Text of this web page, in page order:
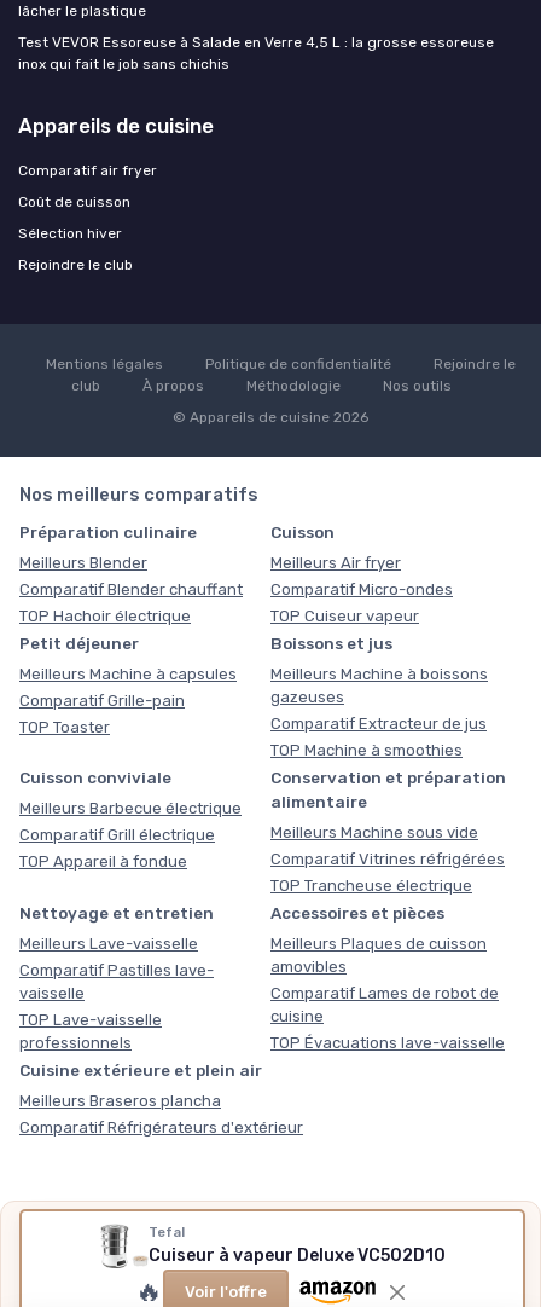
Tefal
Cuiseur à vapeur Deluxe VC502D10
🔥 Voir l'offre
lâcher le plastique
Test VEVOR Essoreuse à Salade en Verre 4,5 L : la grosse essoreuse
inox qui fait le job sans chichis
Appareils de cuisine
Comparatif air fryer
Coût de cuisson
Sélection hiver
Rejoindre le club
Mentions légales Politique de confidentialité
Rejoindre le
club
À propos Méthodologie
Nos outils
© Appareils de cuisine 2026
Nos meilleurs comparatifs
Préparation culinaire
Meilleurs Blender
Comparatif Blender chauffant
TOP Hachoir électrique
Cuisson
Meilleurs Air fryer
Comparatif Micro-ondes
TOP Cuiseur vapeur
Petit déjeuner
Meilleurs Machine à capsules
Comparatif Grille-pain
TOP Toaster
Boissons et jus
Meilleurs Machine à boissons
gazeuses
Comparatif Extracteur de jus
TOP Machine à smoothies
Cuisson conviviale
Meilleurs Barbecue électrique
Comparatif Grill électrique
TOP Appareil à fondue
Conservation et préparation
alimentaire
Meilleurs Machine sous vide
Comparatif Vitrines réfrigérées
TOP Trancheuse électrique
Nettoyage et entretien
Meilleurs Lave-vaisselle
Comparatif Pastilles lave-
vaisselle
TOP Lave-vaisselle
professionnels
Accessoires et pièces
Meilleurs Plaques de cuisson
amovibles
Comparatif Lames de robot de
cuisine
TOP Évacuations lave-vaisselle
Cuisine extérieure et plein air
Meilleurs Braseros plancha
Comparatif Réfrigérateurs d'extérieur
Nos outils gratuits
Des chiffres plutôt que des impressions, sans inscription,
méthode et sources expliquées.